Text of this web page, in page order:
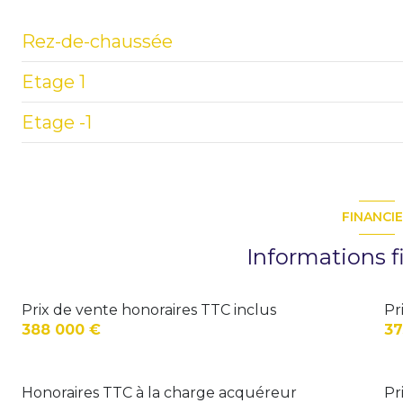
Rez-de-chaussée
hall
cuisine
Etage 1
palier
Etage -1
Informations
Prix de vente honoraires TTC inclus
388 000 €
Honoraires TTC à la charge acquéreur